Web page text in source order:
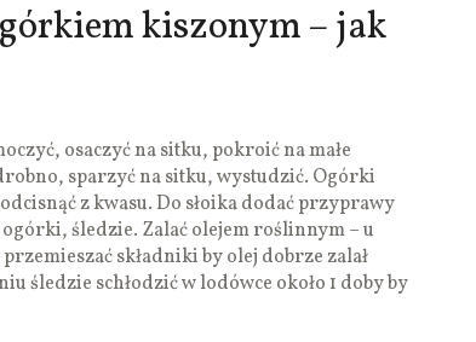
kiszonym – jak
osaczyć na sitku, pokroić na małe
sparzyć na sitku, wystudzić. Ogórki
z kwasu. Do słoika dodać przyprawy
śledzie. Zalać olejem roślinnym – u
składniki by olej dobrze zalał
śledzie schłodzić w lodówce około 1 doby by